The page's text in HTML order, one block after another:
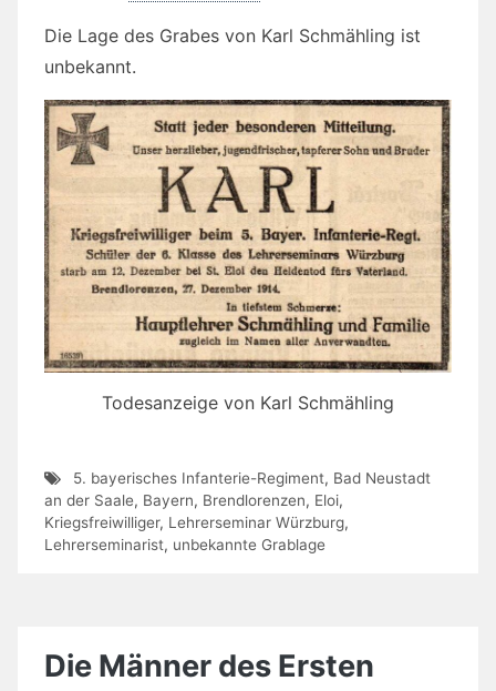
Die Lage des Grabes von Karl Schmähling ist
unbekannt.
Todesanzeige von Karl Schmähling
5. bayerisches Infanterie-Regiment, Bad Neustadt
an der Saale, Bayern, Brendlorenzen, Eloi,
Kriegsfreiwilliger, Lehrerseminar Würzburg,
Lehrerseminarist, unbekannte Grablage
Die Männer des Ersten